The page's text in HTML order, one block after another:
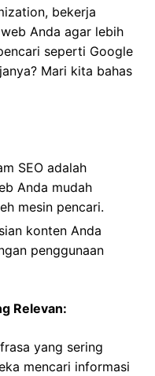
bekerja
Anda agar lebih
seperti Google
Mari kita bahas
SEO adalah
Anda mudah
mesin pencari.
konten Anda
penggunaan
Relevan:
yang sering
mencari informasi